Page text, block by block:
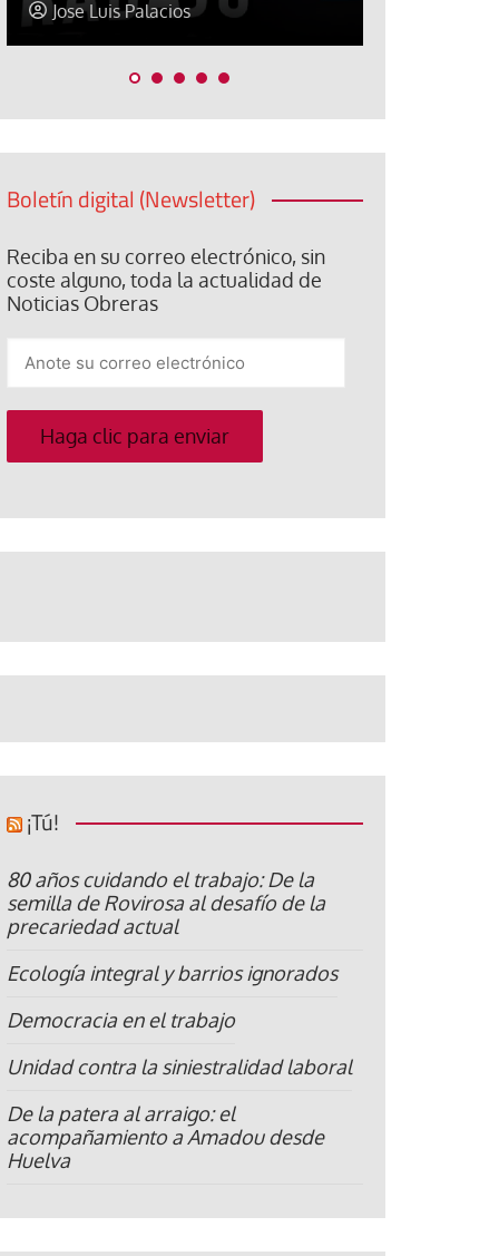
Jose Luis Palacios
Boletín digital (Newsletter)
Reciba en su correo electrónico, sin
coste alguno, toda la actualidad de
Noticias Obreras
su
correo
electrónico
Haga clic para enviar
¡Tú!
80 años cuidando el trabajo: De la
semilla de Rovirosa al desafío de la
precariedad actual
Ecología integral y barrios ignorados
Democracia en el trabajo
Unidad contra la siniestralidad laboral
De la patera al arraigo: el
acompañamiento a Amadou desde
Huelva